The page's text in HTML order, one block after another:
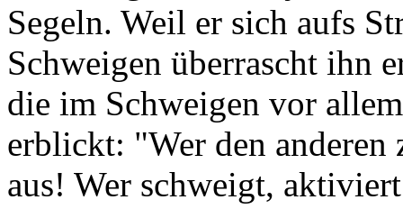
Segeln. Weil er sich aufs
Schweigen überrascht ihn
die im Schweigen vor
erblickt: "Wer den anderen
aus! Wer schweigt,